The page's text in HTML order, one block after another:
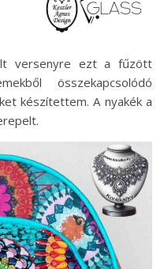
versenyre ezt a fűzött
összekapcsolódó
készítettem. A nyakék a